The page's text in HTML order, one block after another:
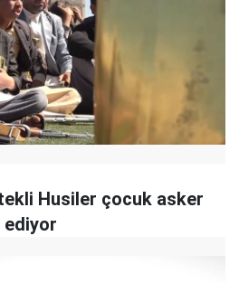
Husiler çocuk asker
ediyor